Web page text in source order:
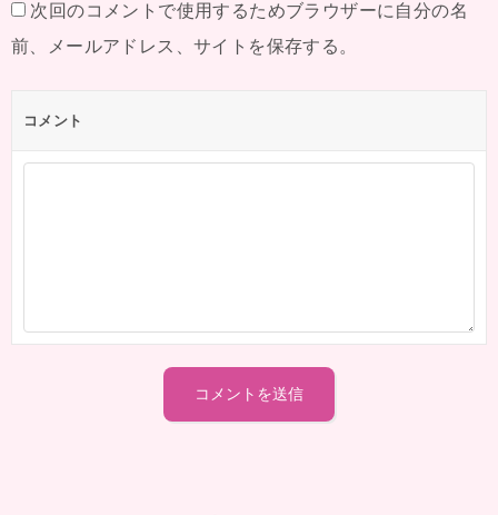
次回のコメントで使用するためブラウザーに自分の名
前、メールアドレス、サイトを保存する。
コメント